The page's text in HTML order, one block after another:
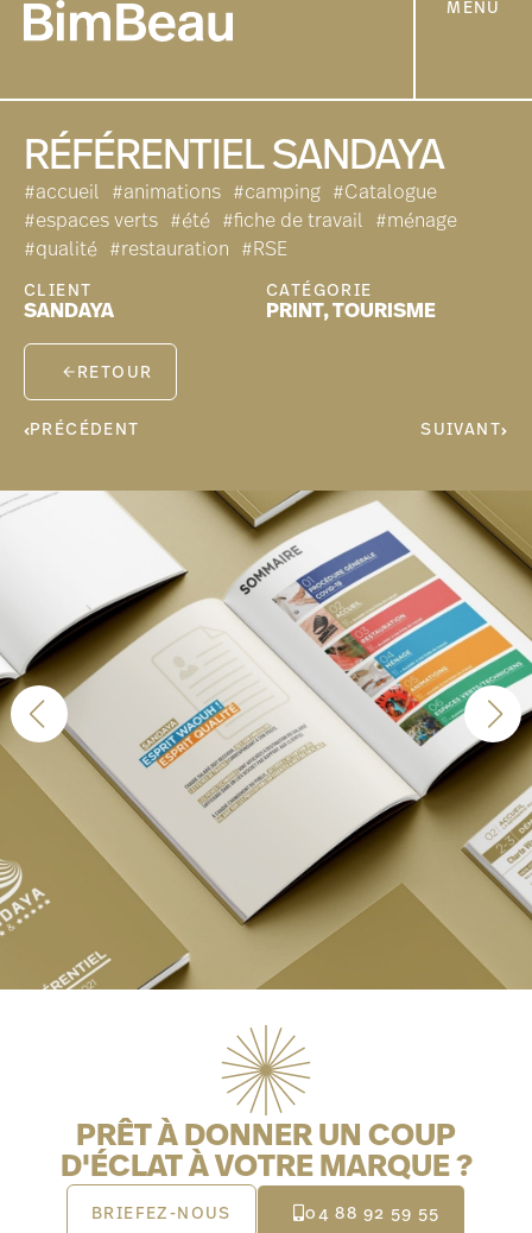
MENU
RÉFÉRENTIEL SANDAYA
#accueil #animations #camping
#Catalogue
#espaces verts
#été #fiche de travail
#ménage
#qualité
#restauration #RSE
CLIENT
SANDAYA
CATÉGORIE
PRINT,TOURISME
RETOUR
PRÉCÉDENT SUIVANT
PRÊT À DONNER UN COUP
D'ÉCLAT À VOTRE MARQUE ?
BRIEFEZ-NOUS 04 88 92 59 55